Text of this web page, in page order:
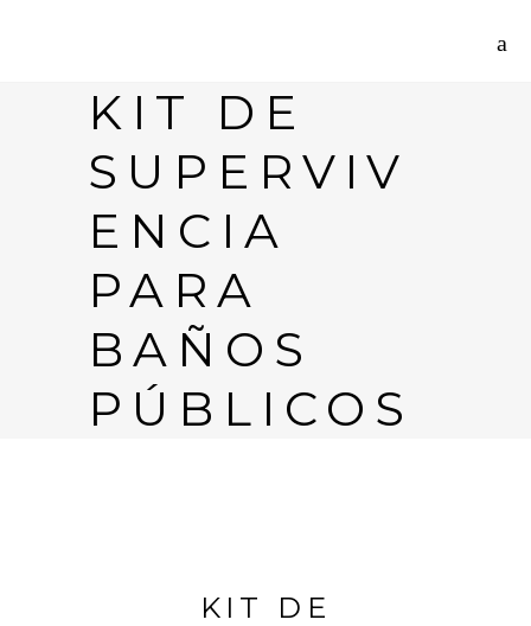
KIT DE
SUPERVIV
ENCIA
PARA
BAÑOS
PÚBLICOS
KIT DE